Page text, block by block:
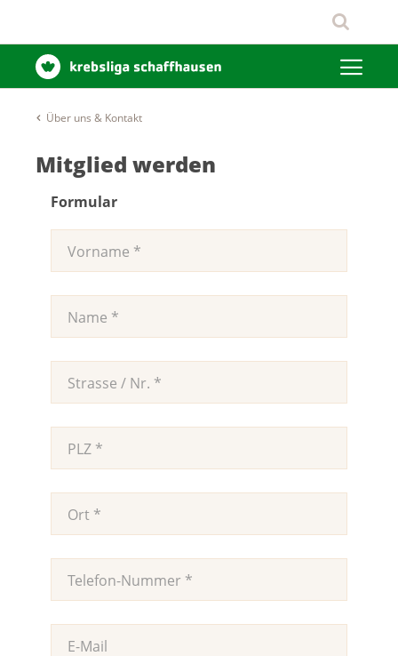
Über uns & Kontakt
Mitglied werden
Formular